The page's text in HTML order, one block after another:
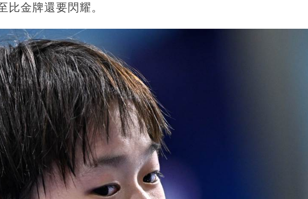
比金牌還要閃耀。